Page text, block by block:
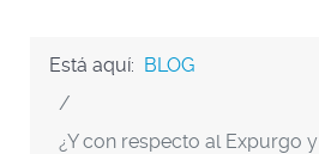
Está aquí: BLOG
¿Y con respecto al Expurgo